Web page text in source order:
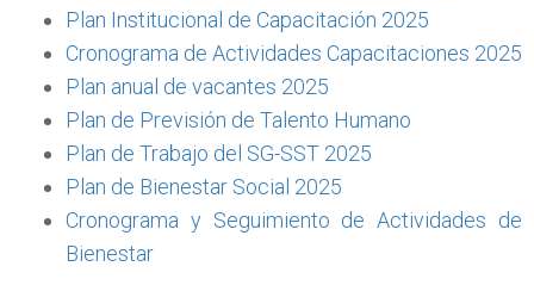
Plan Institucional de Capacitación 2025
Cronograma de Actividades Capacitaciones 2025
Plan anual de vacantes 2025
Plan de Previsión de Talento Humano
Plan de Trabajo del SG-SST 2025
Plan de Bienestar Social 2025
Cronograma y Seguimiento de Actividades de
Bienestar